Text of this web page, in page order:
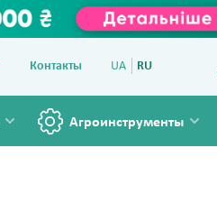
Контакты UA RU
Агроинструменты